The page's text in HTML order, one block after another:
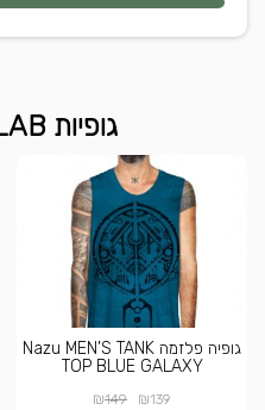
גופיות PLAZMALAB
גופיה פלזמה Nazu MEN’S TANK
TOP BLUE GALAXY
₪139
₪149